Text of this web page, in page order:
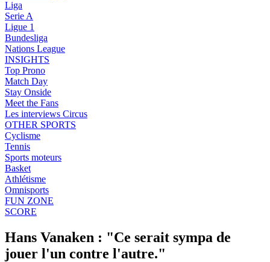
Liga
Serie A
Ligue 1
Bundesliga
Nations League
INSIGHTS
Top Prono
Match Day
Stay Onside
Meet the Fans
Les interviews Circus
OTHER SPORTS
Cyclisme
Tennis
Sports moteurs
Basket
Athlétisme
Omnisports
FUN ZONE
SCORE
Hans Vanaken : "Ce serait sympa de
jouer l'un contre l'autre."